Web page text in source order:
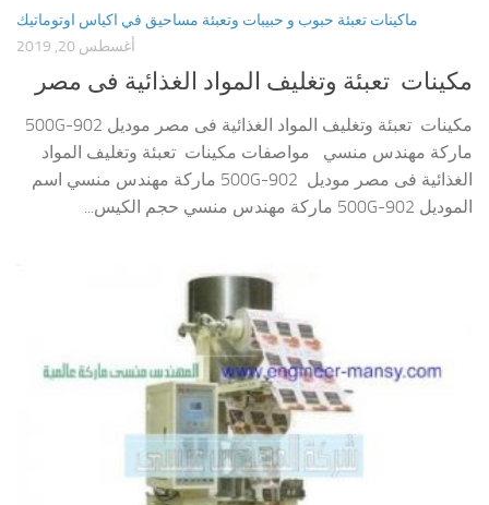
ماكينات تعبئة حبوب و حبيبات وتعبئة مساحيق في اكياس اوتوماتيك
أغسطس 20, 2019
مكينات تعبئة وتغليف المواد الغذائية فى مصر
مكينات تعبئة وتغليف المواد الغذائية فى مصر موديل 902-500G
ماركة مهندس منسي مواصفات مكينات تعبئة وتغليف المواد
الغذائية فى مصر موديل 902-500G ماركة مهندس منسي اسم
الموديل 902-500G ماركة مهندس منسي حجم الكيس...